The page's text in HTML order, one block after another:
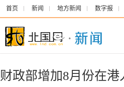
首页 新闻 地方新闻 数字报
财政部增加8月份在